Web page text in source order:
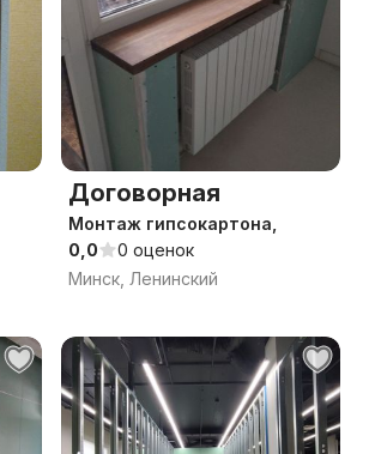
Договорная
Монтаж гипсокартона,
0,0
0 оценок
Минск, Ленинский